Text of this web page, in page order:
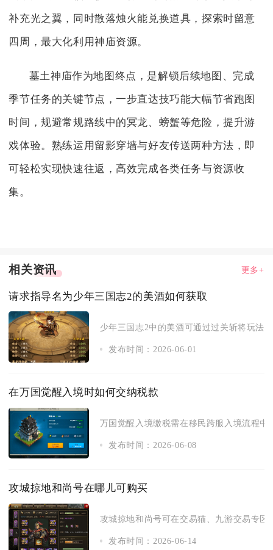
补充光之翼，同时散落烛火能兑换道具，探索时留意
四周，最大化利用神庙资源。
墓土神庙作为地图终点，是解锁后续地图、完成
季节任务的关键节点，一步直达技巧能大幅节省跑图
时间，规避常规路线中的冥龙、螃蟹等危险，提升游
戏体验。熟练运用留影穿墙与好友传送两种方法，即
可轻松实现快速往返，高效完成各类任务与资源收
集。
相关资讯 更多+
请求指导名为少年三国志2的美酒如何获取
少年三国志2中的美酒可通过过关斩将玩法
发布时间：2026-06-01
在万国觉醒入境时如何交纳税款
万国觉醒入境缴税需在移民跨服入境流程
发布时间：2026-06-08
攻城掠地和尚号在哪儿可购买
攻城掠地和尚号可在交易猫、九游交易专
发布时间：2026-06-14